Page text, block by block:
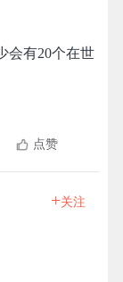
会有20个在世
点赞
+关注